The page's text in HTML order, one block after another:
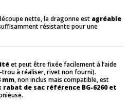
nette, la dragonne est agréable
résistante pour une
et peut être fixée facilement à l’aide
trou à réaliser, rivet non fourni).
mm, non inclus mais compatible, est
rabat de sac référence BG-6260 et